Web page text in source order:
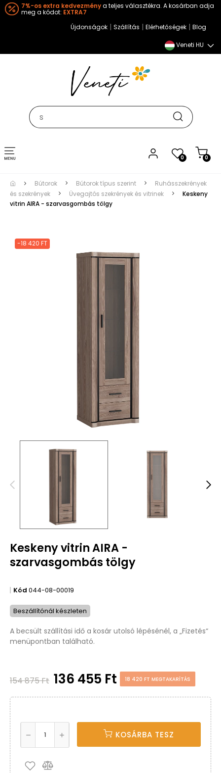
7%-os extra kedvezménya teljes választékra. A kosárban adja
meg a kódot: EXTRA7
Újdonságok | Szállítás | Elérhetőségek | Blog
Veneti HU
0 0
Toggle
navigation
Bútorok Bútorok típus szerint
Ruhásszekrények
és szekrények
Üvegajtós szekrények és vitrinek
Keskeny
vitrin AIRA - szarvasgombás tölgy
-18 420 FT
Keskeny vitrin AIRA -
szarvasgombás tölgy
Kód 044-08-00019
Beszállítónál készleten
A becsült szállítási idő a kosár utolsó lépésénél, a „Fizetés“
menüpontban található.
154 875 Ft 136 455 Ft 18 420 FT MEGTAKARÍTÁS
KOSÁRBA TESZ